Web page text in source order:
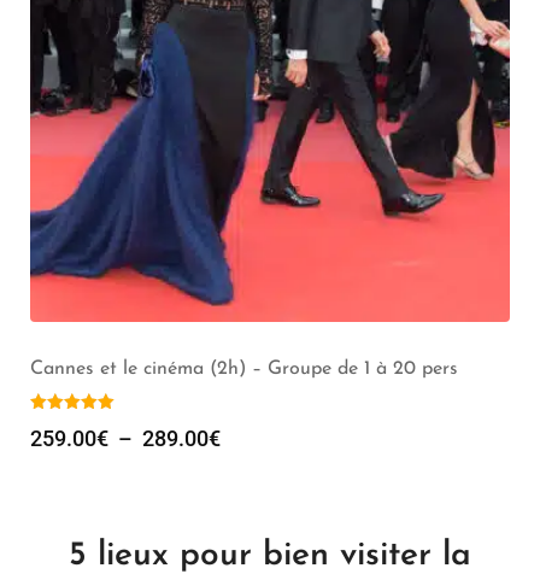
Cannes et le cinéma (2h) – Groupe de 1 à 20 pers
259.00€ – 289.00€
5 lieux pour bien visiter la